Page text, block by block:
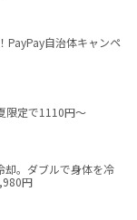
PayPay自治体キャンペ
限定で1110円～
却。ダブルで身体を冷
円